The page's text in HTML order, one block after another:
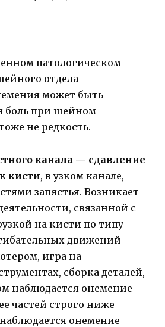
патологическом
отдела
может быть
боль при шейном
не редкость.
канала — сдавление
кисти, в узком канале,
запястья. Возникает
связанной с
на кисти по типу
движений
игра на
сборка деталей,
наблюдается онемение
частей строго ниже
онемение